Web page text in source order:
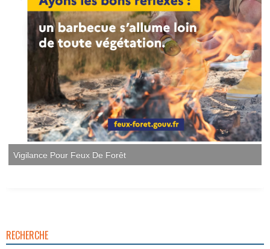
Vigilance Pour Feux De Forêt
RECHERCHE